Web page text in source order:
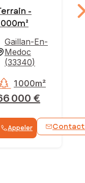
WhatsApp
-
000m²
Gaillan-En-
Medoc
(33340)
000 €
1 000m²
Appeler